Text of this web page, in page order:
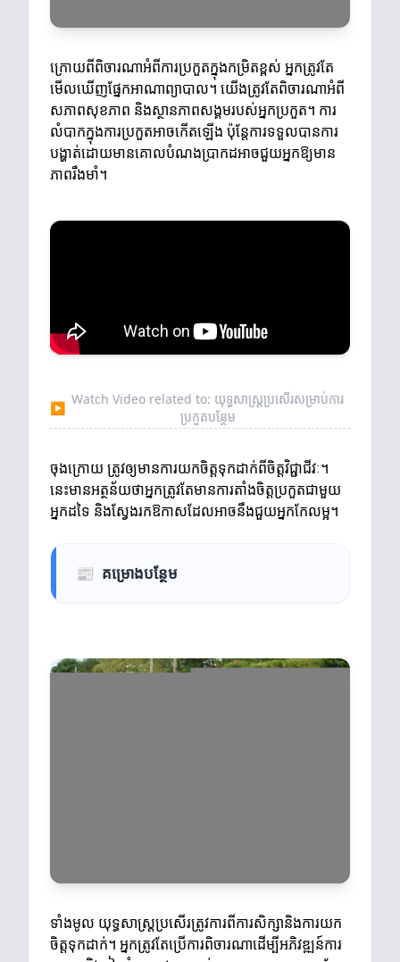
ក្រោយពីពិចារណាអំពីការប្រកួតក្នុងកម្រិតខ្ពស់ អ្នកត្រូវតែ
មើលឃើញផ្នែកអាណាព្យាបាល។ យើងត្រូវតែពិចារណាអំពី
សភាពសុខភាព និងស្ថានភាពសង្គមរបស់អ្នកប្រកួត។ ការ
លំបាកក្នុងការប្រកួតអាចកើតឡើង ប៉ុន្តែការទទួលបានការ
បង្ហាត់ដោយមានគោលបំណងប្រាកដអាចជួយអ្នកឱ្យមាន
ភាពរឹងមាំ។
▶
Watch Video related to: យុទ្ធសាស្ត្រប្រសើរ​សម្រាប់ការ
ប្រកួតបន្ថែម
ចុងក្រោយ ត្រូវឲ្យមានការយកចិត្តទុកដាក់ពីចិត្តវិជ្ជាជីវៈ។
នេះមានអត្ថន័យថាអ្នកត្រូវតែមានការតាំងចិត្តប្រកួតជាមួយ
អ្នកដទៃ និងស្វែងរកឱកាសដែលអាចនឹងជួយអ្នកកែលម្អ។
📰 គម្រោងបន្ថែម
ទាំងមូល យុទ្ធសាស្ត្រប្រសើរត្រូវការពីការសិក្សានិងការយក
ចិត្តទុកដាក់។ អ្នកត្រូវតែប្រើការពិចារណាដើម្បីអភិវឌ្ឍន៍ការ